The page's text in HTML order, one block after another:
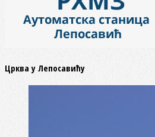
Црква у Лепосавићу